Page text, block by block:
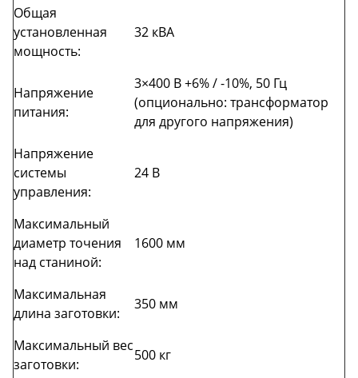
Общая
установленная
мощность:
32 кВА
Напряжение
питания:
3×400 В +6% / -10%, 50 Гц
(опционально: трансформатор
для другого напряжения)
Напряжение
системы
управления:
24 В
Максимальный
диаметр точения
над станиной:
1600 мм
Максимальная
длина заготовки:
350 мм
Максимальный вес
заготовки:
500 кг